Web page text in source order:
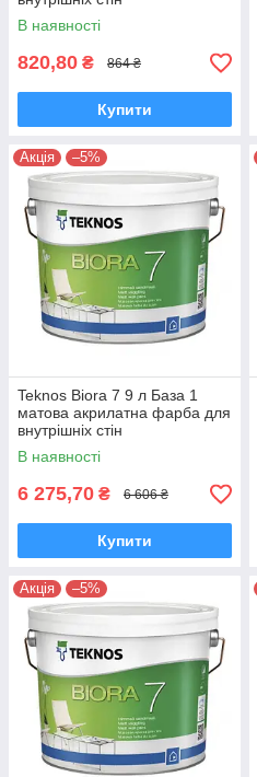
В наявності
820,80 ₴ 864 ₴
Купити
Акція –5%
Teknos Biora 7 9 л База 1
матова акрилатна фарба для
внутрішніх стін
В наявності
6 275,70 ₴ 6 606 ₴
Купити
Акція –5%